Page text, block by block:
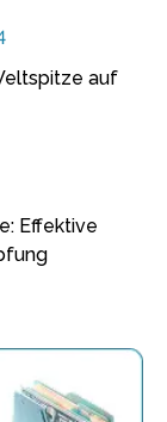
auf
Effektive